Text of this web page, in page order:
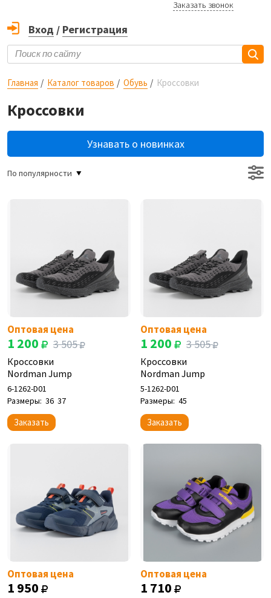
Заказать звонок
Вход / Регистрация
Главная Каталог товаров Обувь Кроссовки
Кроссовки
Узнавать о новинках
По популярности
Оптовая цена
1 200 3 505
Кроссовки
Nordman Jump
6-1262-D01
Размеры: 36 37
Заказать
Оптовая цена
1 200 3 505
Кроссовки
Nordman Jump
5-1262-D01
Размеры: 45
Заказать
Оптовая цена
1 950
Оптовая цена
1 710